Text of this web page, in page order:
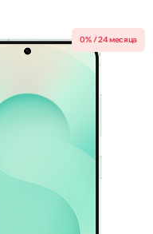
0% / 24 месяца